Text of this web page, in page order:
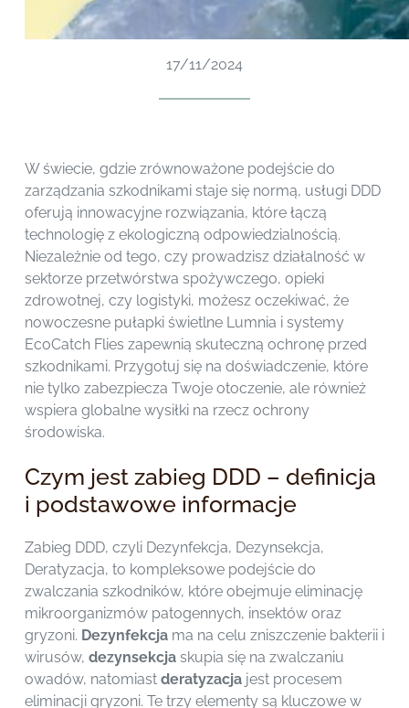
17/11/2024
W świecie, gdzie zrównoważone podejście do
zarządzania szkodnikami staje się normą, usługi DDD
oferują innowacyjne rozwiązania, które łączą
technologię z ekologiczną odpowiedzialnością.
Niezależnie od tego, czy prowadzisz działalność w
sektorze przetwórstwa spożywczego, opieki
zdrowotnej, czy logistyki, możesz oczekiwać, że
nowoczesne pułapki świetlne Lumnia i systemy
EcoCatch Flies zapewnią skuteczną ochronę przed
szkodnikami. Przygotuj się na doświadczenie, które
nie tylko zabezpiecza Twoje otoczenie, ale również
wspiera globalne wysiłki na rzecz ochrony
środowiska.
Czym jest zabieg DDD – definicja
i podstawowe informacje
Zabieg DDD, czyli Dezynfekcja, Dezynsekcja,
Deratyzacja, to kompleksowe podejście do
zwalczania szkodników, które obejmuje eliminację
mikroorganizmów patogennych, insektów oraz
gryzoni. Dezynfekcja ma na celu zniszczenie bakterii i
wirusów, dezynsekcja skupia się na zwalczaniu
owadów, natomiast deratyzacja jest procesem
eliminacji gryzoni. Te trzy elementy są kluczowe w